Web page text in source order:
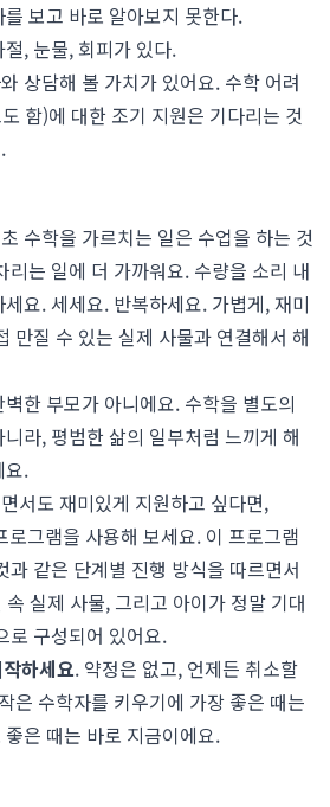
보고 바로 알아보지 못한다.
, 눈물, 회피가 있다.
상담해 볼 가치가 있어요. 수학 어려
함)에 대한 조기 지원은 기다리는 것
수학을 가르치는 일은 수업을 하는 것
리는 일에 더 가까워요. 수량을 소리 내
요. 세세요. 반복하세요. 가볍게, 재미
만질 수 있는 실제 사물과 연결해서 해
한 부모가 아니에요. 수학을 별도의
라, 평범한 삶의 일부처럼 느끼게 해
요.
서도 재미있게 지원하고 싶다면,
그램을 사용해 보세요. 이 프로그램
과 같은 단계별 진행 방식을 따르면서
실제 사물, 그리고 아이가 정말 기대
로 구성되어 있어요.
하세요. 약정은 없고, 언제든 취소할
은 수학자를 키우기에 가장 좋은 때는
은 때는 바로 지금이에요.